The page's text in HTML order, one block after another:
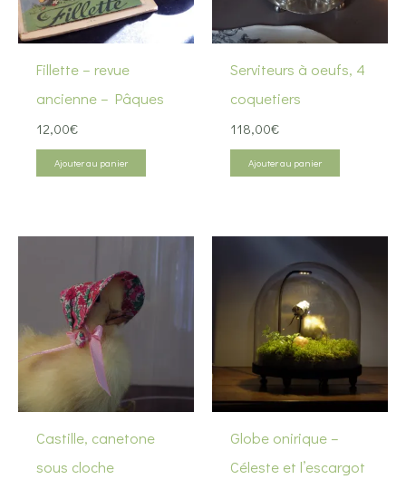
Fillette – revue
ancienne – Pâques
12,00€
Ajouter au panier
Serviteurs à oeufs, 4
coquetiers
118,00€
Ajouter au panier
Castille, canetone
sous cloche
Globe onirique –
Céleste et l’escargot